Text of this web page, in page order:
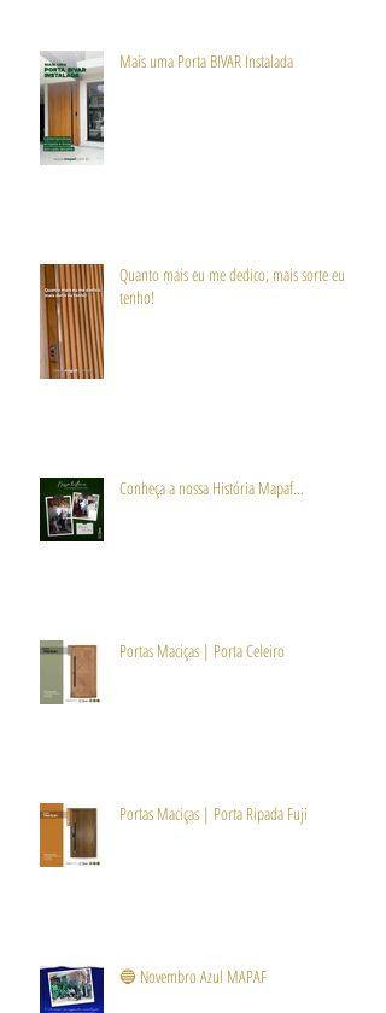
Mais uma Porta BIVAR Instalada
Quanto mais eu me dedico, mais sorte eu
tenho!
Conheça a nossa História Mapaf...
Portas Maciças | Porta Celeiro
Portas Maciças | Porta Ripada Fuji
🔵 Novembro Azul MAPAF